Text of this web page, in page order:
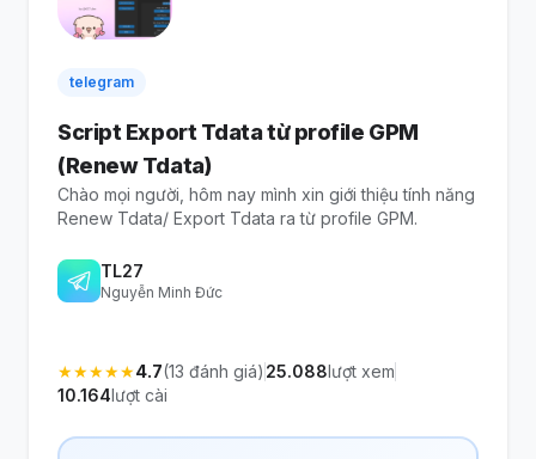
telegram
Script Export Tdata từ profile GPM
(Renew Tdata)
Chào mọi người, hôm nay mình xin giới thiệu tính năng
Renew Tdata/ Export Tdata ra từ profile GPM.
TL27
Nguyễn Minh Đức
★★★★★4.7(13 đánh giá) 25.088lượt xem
10.164lượt cài